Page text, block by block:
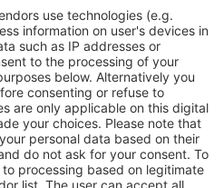
(BPG)